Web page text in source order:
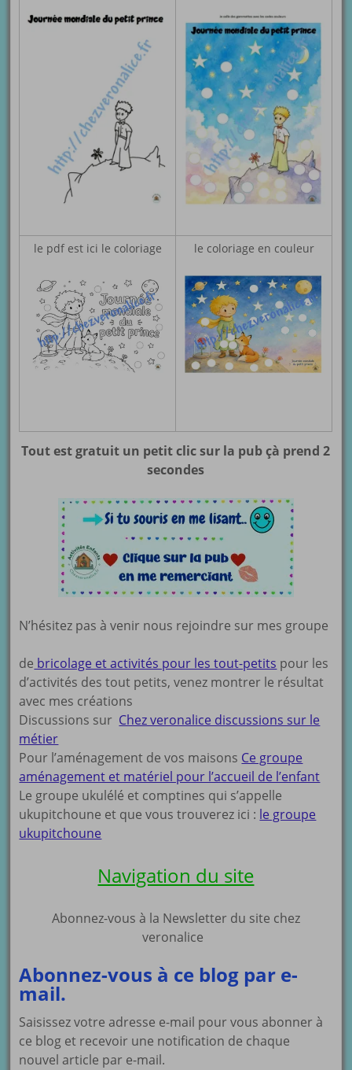
le pdf est ici le coloriage le coloriage en couleur
Tout est gratuit un petit clic sur la pub çà prend 2
secondes
N’hésitez pas à venir nous rejoindre sur mes groupe
de bricolage et activités pour les tout-petits pour les
d’activités des tout petits, venez montrer le résultat
avec mes créations
Discussions sur Chez veronalice discussions sur le
métier
Pour l’aménagement de vos maisons Ce groupe
aménagement et matériel pour l’accueil de l’enfant
Le groupe ukulélé et comptines qui s’appelle
ukupitchoune et que vous trouverez ici : le groupe
ukupitchoune
Navigation du site
Abonnez-vous à la Newsletter du site chez
veronalice
Abonnez-vous à ce blog par e-
mail.
Saisissez votre adresse e-mail pour vous abonner à
ce blog et recevoir une notification de chaque
nouvel article par e-mail.